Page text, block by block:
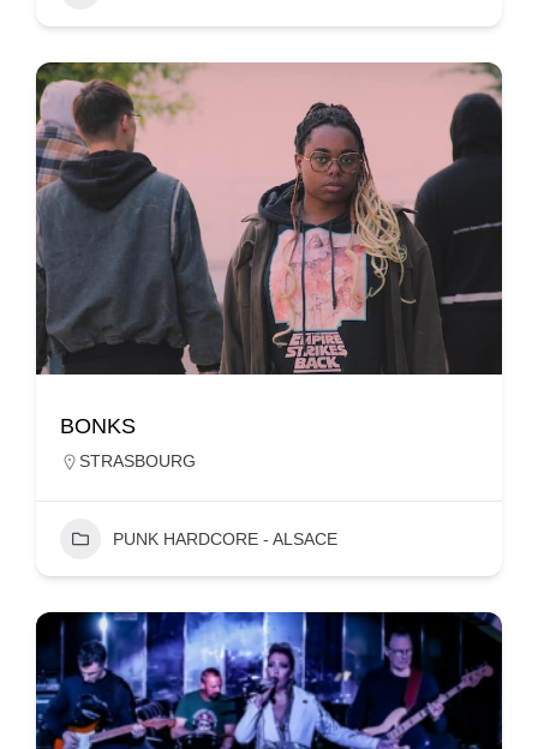
BONKS
STRASBOURG
PUNK HARDCORE - ALSACE